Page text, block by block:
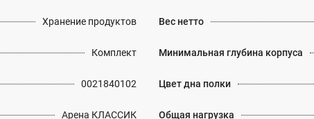
Хранение продуктов
Комплект
0021840102
Арена КЛАССИК
Вес нетто
Минимальная глубина корпуса
Цвет дна полки
Общая нагрузка